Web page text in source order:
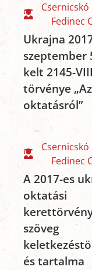
Csernicskó
Fedinec
Ukrajna
szeptember
kelt 2145-
törvénye „Az
oktatásról”
Csernicskó
Fedinec
A 2017-es
oktatási
szöveg
és tartalma